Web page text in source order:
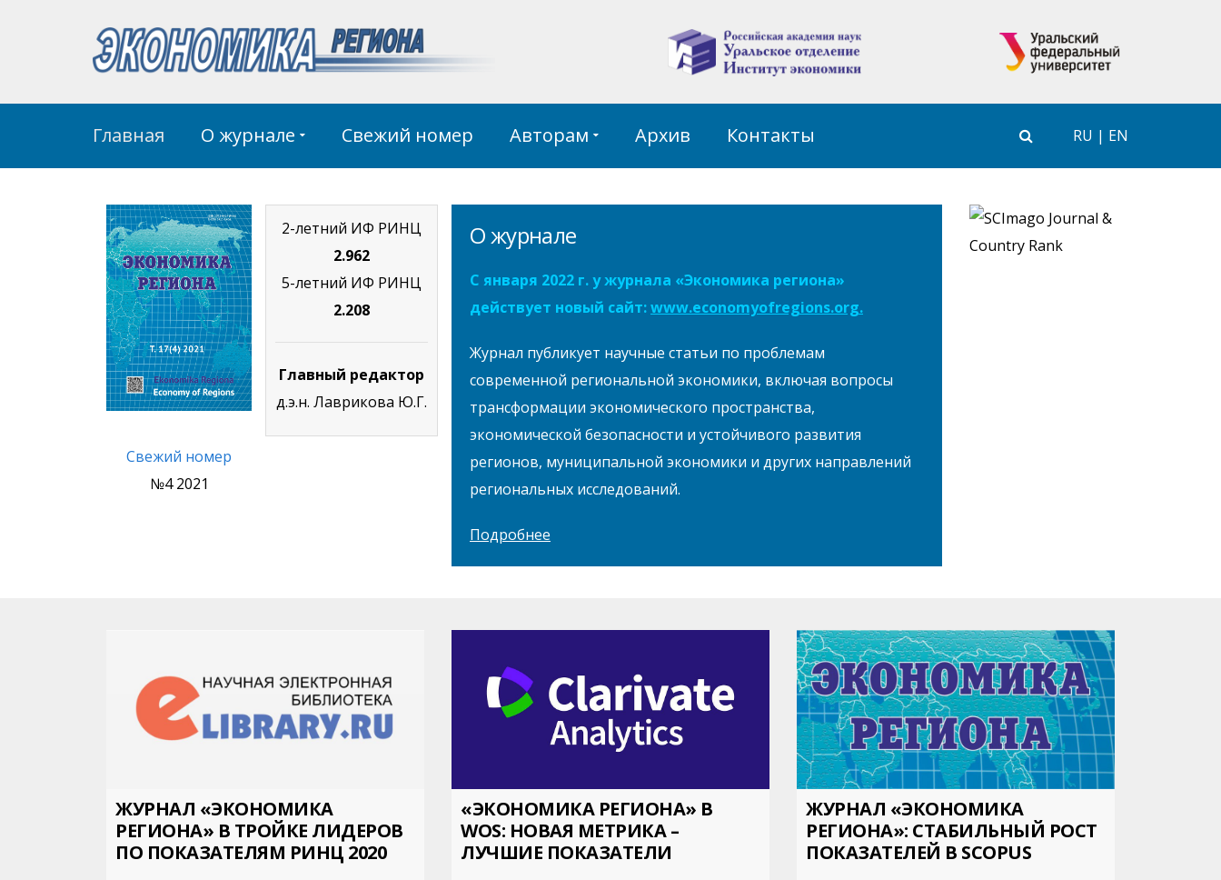
Главная О журнале Свежий номер Авторам Архив Контакты RU | EN
Свежий номер
№4 2021
2-летний ИФ РИНЦ
2.962
5-летний ИФ РИНЦ
2.208
Главный редактор
д.э.н. Лаврикова Ю.Г.
О журнале
С января 2022 г. у журнала «Экономика региона»
действует новый сайт:www.economyofregions.org.
Журнал публикует научные статьи по проблемам
современной региональной экономики, включая вопросы
трансформации экономического пространства,
экономической безопасности и устойчивого развития
регионов, муниципальной экономики и других направлений
региональных исследований.
Подробнее
ЖУРНАЛ «ЭКОНОМИКА
РЕГИОНА» В ТРОЙКЕ ЛИДЕРОВ
ПО ПОКАЗАТЕЛЯМ РИНЦ 2020
«ЭКОНОМИКА РЕГИОНА» В
WOS: НОВАЯ МЕТРИКА –
ЛУЧШИЕ ПОКАЗАТЕЛИ
ЖУРНАЛ «ЭКОНОМИКА
РЕГИОНА»: СТАБИЛЬНЫЙ РОСТ
ПОКАЗАТЕЛЕЙ В SCOPUS